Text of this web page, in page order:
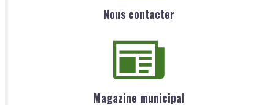
Nous contacter
Magazine municipal